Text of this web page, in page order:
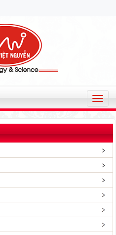
T
o
g
l
v
a
t